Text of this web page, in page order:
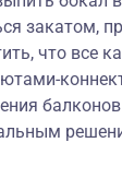
закатом,
что все